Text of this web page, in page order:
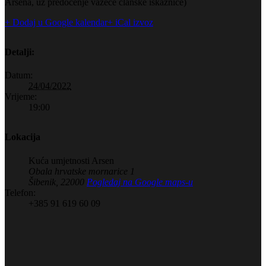
Arsena, uz predočenje važeće članske iskaznice)
+ Dodaj u Google kalendar+ iCal izvoz
Detalji:
Datum:
24/04/2022
Vrijeme:
19:00
Lokacija
Kuća umjetnosti Arsen
Obala hrvatske mornarice 1
Šibenik
22000 Pogledaj na Google maps-u
Telefon:
+385 91 619 60 09